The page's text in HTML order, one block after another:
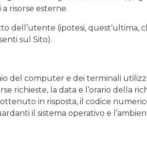
risorse esterne.
dell’utente (ipotesi, quest’ultima,
sul Sito).
del computer e dei terminali
richieste, la data e l’orario della
in risposta, il codice
il sistema operativo e